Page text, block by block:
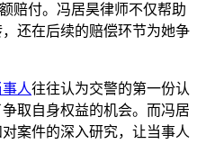
赔付。冯居昊律师不仅帮助
还在后续的赔偿环节为她争
事人往往认为交警的第一份认
取自身权益的机会。而冯居
对案件的深入研究，让当事人